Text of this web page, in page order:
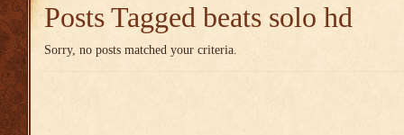
Posts Tagged beats solo hd
Sorry, no posts matched your criteria.